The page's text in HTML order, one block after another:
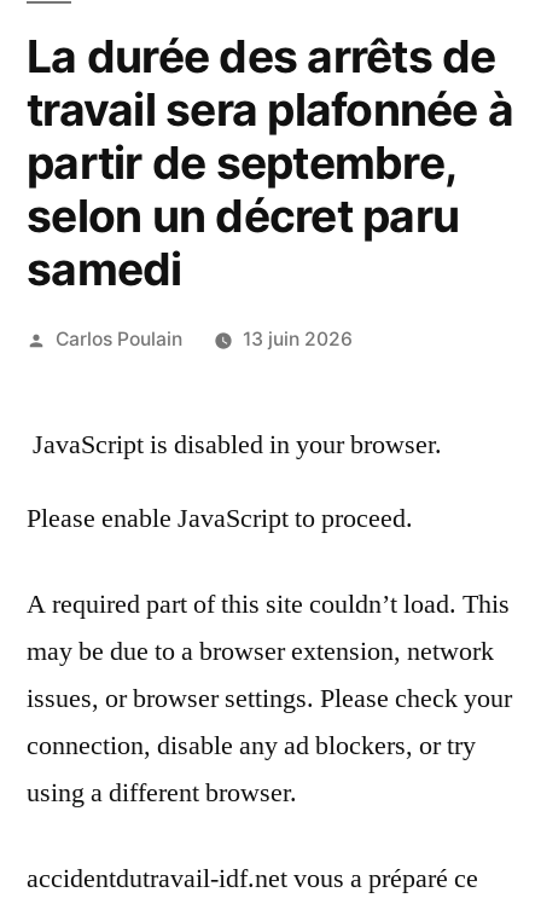
La durée des arrêts de
travail sera plafonnée à
partir de septembre,
selon un décret paru
samedi
Publié
Carlos Poulain 13 juin 2026
JavaScript is disabled in your browser.
Please enable JavaScript to proceed.
A required part of this site couldn’t load. This
may be due to a browser extension, network
issues, or browser settings. Please check your
connection, disable any ad blockers, or try
using a different browser.
accidentdutravail-idf.net vous a préparé ce